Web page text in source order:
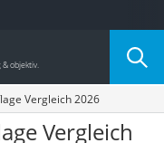
Vergleich 2026
Vergleich